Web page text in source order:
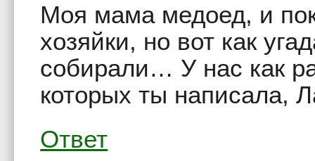
Моя мама медоед, и
хозяйки, но вот как
собирали… У нас как
которых ты написала,
Ответ